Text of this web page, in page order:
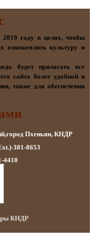
2019 году в целях, чтобы
ознакомлять культуру и
будет прилагать все
сайта более удобной и
также для обеспечения
Пхеньян, КНДР
381-8653
4410
КНДР